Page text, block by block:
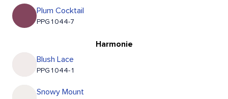
Plum Cocktail
PPG1044-7
Harmonie
Blush Lace
PPG1044-1
Snowy Mount